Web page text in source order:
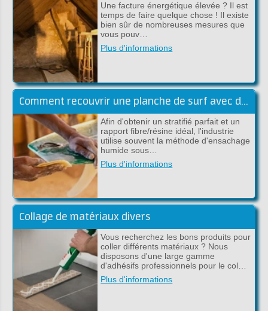
Une facture énergétique élevée ? Il est
temps de faire quelque chose ! Il existe
bien sûr de nombreuses mesures que
vous pouv…
Plus d'informations
Comment recouvrir une planche de surf avec du tissu en carbone et de l'époxy ?
Afin d'obtenir un stratifié parfait et un
rapport fibre/résine idéal, l'industrie
utilise souvent la méthode d'ensachage
humide sous…
Plus d'informations
Collage de matériaux divers
Vous recherchez les bons produits pour
coller différents matériaux ? Nous
disposons d'une large gamme
d'adhésifs professionnels pour le col…
Plus d'informations